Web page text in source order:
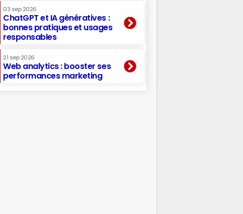
03 sep 2026
ChatGPT et IA génératives :
bonnes pratiques et usages
responsables
21 sep 2026
Web analytics : booster ses
performances marketing